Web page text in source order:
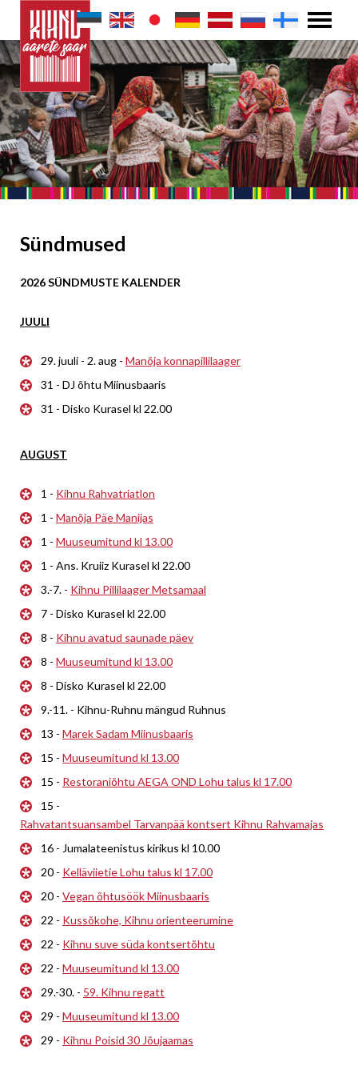
Sündmused
2026 SÜNDMUSTE KALENDER
JUULI
29. juuli - 2. aug - Manõja konnapillilaager
31 - DJ õhtu Miinusbaaris
31 - Disko Kurasel kl 22.00
AUGUST
1 - Kihnu Rahvatriatlon
1 - Manõja Päe Manijas
1 - Muuseumitund kl 13.00
1 - Ans. Kruiiz Kurasel kl 22.00
3.-7. - Kihnu Pillilaager Metsamaal
7 - Disko Kurasel kl 22.00
8 - Kihnu avatud saunade päev
8 - Muuseumitund kl 13.00
8 - Disko Kurasel kl 22.00
9.-11. - Kihnu-Ruhnu mängud Ruhnus
13 - Marek Sadam Miinusbaaris
15 - Muuseumitund kl 13.00
15 - Restoraniõhtu AEGA OND Lohu talus kl 17.00
15 -
Rahvatantsuansambel Tarvanpää kontsert Kihnu Rahvamajas
16 - Jumalateenistus kirikus kl 10.00
20 - Kelläviietie Lohu talus kl 17.00
20 - Vegan õhtusöök Miinusbaaris
22 - Kussõkohe, Kihnu orienteerumine
22 - Kihnu suve süda kontsertõhtu
22 - Muuseumitund kl 13.00
29.-30. - 59. Kihnu regatt
29 - Muuseumitund kl 13.00
29 - Kihnu Poisid 30 Jõujaamas